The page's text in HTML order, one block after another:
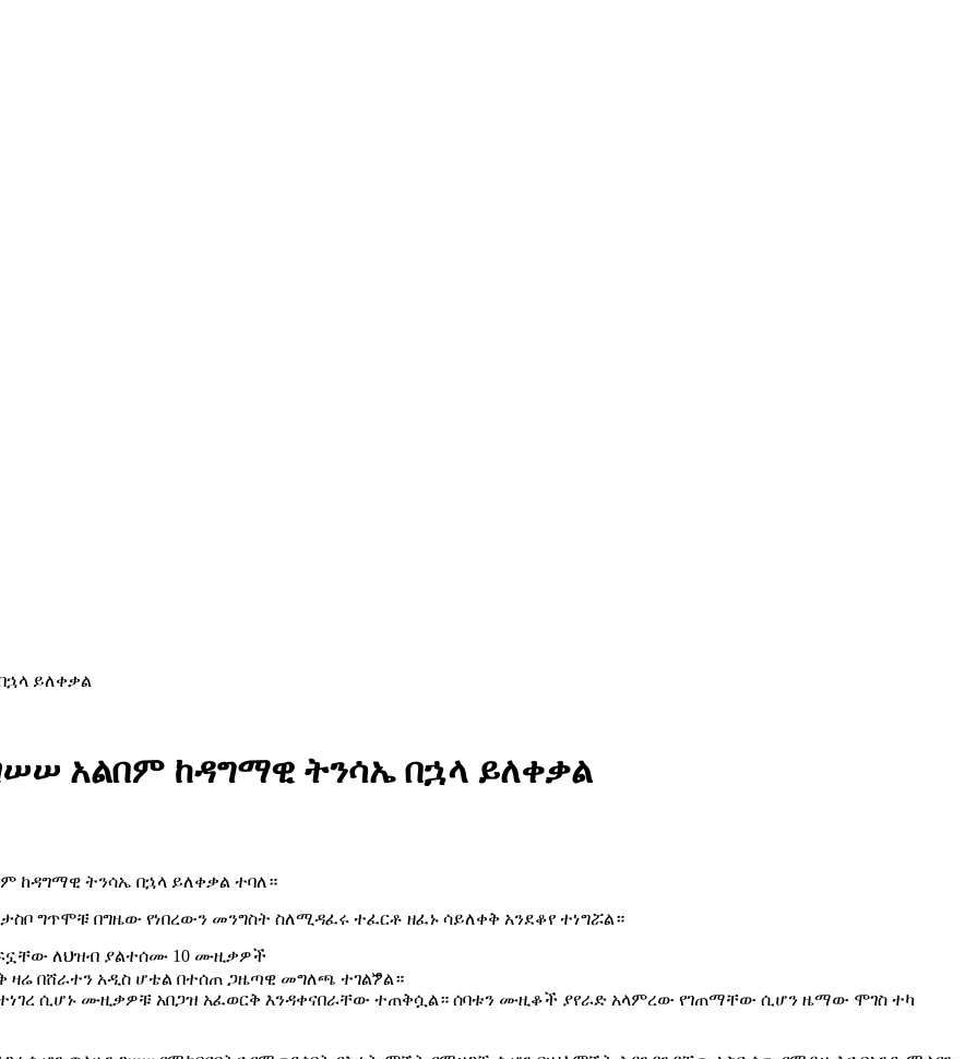
ይለቀቃል
አልበም ከዳግማዊ ትንሳኤ በኋላ ይለቀቃል
ከዳግማዊ ትንሳኤ በኋላ ይለቀቃል ተባለ።
ግጥሞቹ በግዜው የነበረውን መንግስት ስለሚዳፈሩ ተፈርቶ ዘፈኑ ሳይለቀቅ አንደቆየ ተነግሯል።
ለህዝብ ያልተሰሙ 10 ሙዚቃዎች
በሸራተን አዲስ ሆቴል በተሰጠ ጋዜጣዊ መግለጫ ተገልፇል።
ሲሆኑ ሙዚቃዎቹ አበጋዝ አፈወርቅ እንዳቀናበራቸው ተጠቅሷል። ሰባቱን ሙዚቆች ያየራድ አላምረው የገጠማቸው ሲሆን ዜማው ሞገስ ተካ